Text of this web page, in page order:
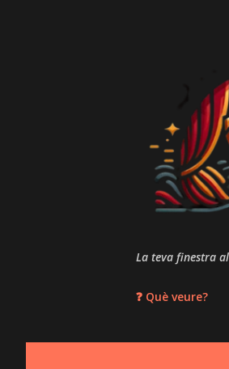
La teva finestra
❓ Què veure?